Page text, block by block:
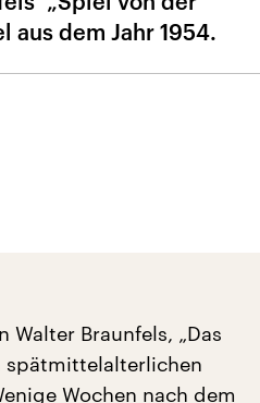
aus dem Jahr 1954.
Braunfels, „Das
spätmittelalterlichen
Wochen nach dem